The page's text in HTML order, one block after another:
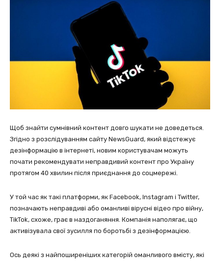
Щоб знайти сумнівний контент довго шукати не доведеться.
Згідно з розслідуванням сайту NewsGuard, який відстежує
дезінформацію в інтернеті, новим користувачам можуть
почати рекомендувати неправдивий контент про Україну
протягом 40 хвилин після приєднання до соцмережі.
У той час як такі платформи, як Facebook, Instagram і Twitter,
позначають неправдиві або оманливі вірусні відео про війну,
TikTok, схоже, грає в наздоганяння. Компанія наполягає, що
активізувала свої зусилля по боротьбі з дезінформацією.
Ось деякі з найпоширеніших категорій оманливого вмісту, які